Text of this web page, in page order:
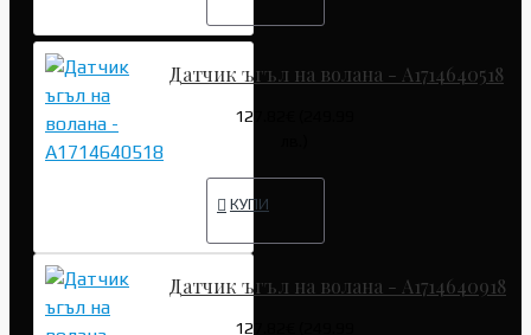
Датчик ъгъл на волана - A1714640518
127.82€ (249.99
КУПИ
Датчик ъгъл на волана - A1714640918
127.82€ (249.99